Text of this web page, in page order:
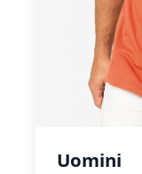
Uomini